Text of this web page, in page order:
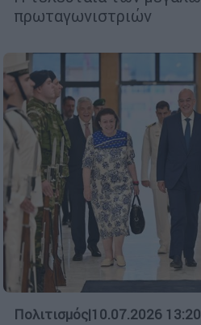
πρωταγωνιστριών
Πολιτισμός|10.07.2026 13:20